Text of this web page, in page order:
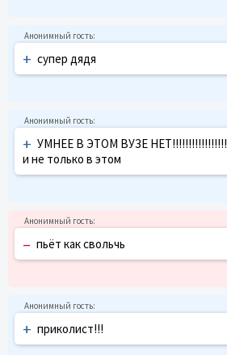
+ супер дядя
+ УМНЕЕ В ЭТОМ ВУЗЕ НЕТ!!!!!!!!!!!!!!!!!
и не только в этом
– пьёт как свольчь
+ приколист!!!